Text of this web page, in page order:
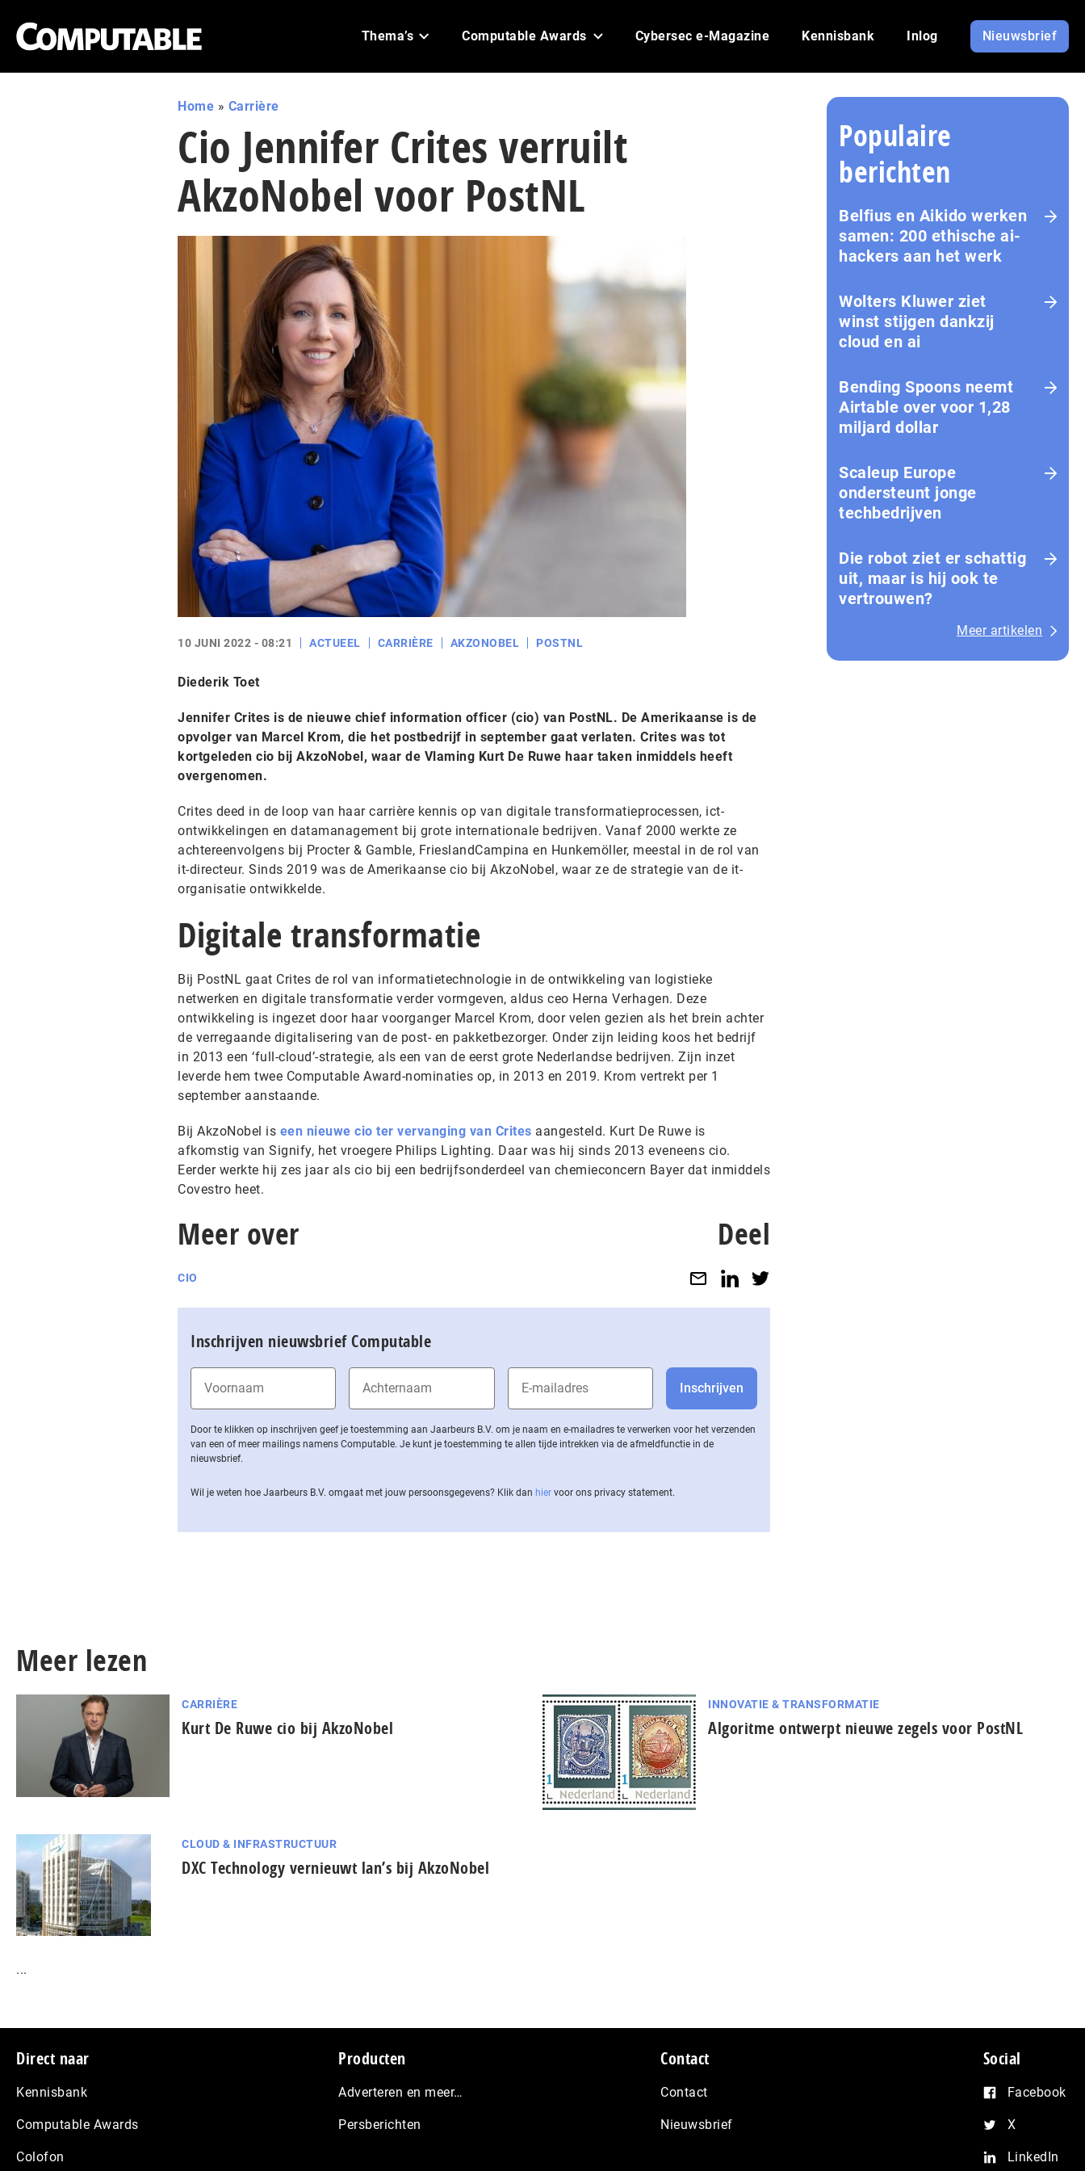
Thema’s Computable Awards Cybersec e-Magazine Kennisbank Inlog Nieuwsbrief
Home » Carrière
Cio Jennifer Crites verruilt
AkzoNobel voor PostNL
10 JUNI 2022 - 08:21 ACTUEEL CARRIÈRE AKZONOBEL POSTNL
Diederik Toet
Jennifer Crites is de nieuwe chief information officer (cio) van PostNL. De Amerikaanse is de
opvolger van Marcel Krom, die het postbedrijf in september gaat verlaten. Crites was tot
kortgeleden cio bij AkzoNobel, waar de Vlaming Kurt De Ruwe haar taken inmiddels heeft
overgenomen.
Crites deed in de loop van haar carrière kennis op van digitale transformatieprocessen, ict-
ontwikkelingen en datamanagement bij grote internationale bedrijven. Vanaf 2000 werkte ze
achtereenvolgens bij Procter & Gamble, FrieslandCampina en Hunkemöller, meestal in de rol van
it-directeur. Sinds 2019 was de Amerikaanse cio bij AkzoNobel, waar ze de strategie van de it-
organisatie ontwikkelde.
Digitale transformatie
Bij PostNL gaat Crites de rol van informatietechnologie in de ontwikkeling van logistieke
netwerken en digitale transformatie verder vormgeven, aldus ceo Herna Verhagen. Deze
ontwikkeling is ingezet door haar voorganger Marcel Krom, door velen gezien als het brein achter
de verregaande digitalisering van de post- en pakketbezorger. Onder zijn leiding koos het bedrijf
in 2013 een ‘full-cloud’-strategie, als een van de eerst grote Nederlandse bedrijven. Zijn inzet
leverde hem twee Computable Award-nominaties op, in 2013 en 2019. Krom vertrekt per 1
september aanstaande.
Bij AkzoNobel is een nieuwe cio ter vervanging van Crites aangesteld. Kurt De Ruwe is
afkomstig van Signify, het vroegere Philips Lighting. Daar was hij sinds 2013 eveneens cio.
Eerder werkte hij zes jaar als cio bij een bedrijfsonderdeel van chemieconcern Bayer dat inmiddels
Covestro heet.
Meer over
CIO
Deel
Inschrijven nieuwsbrief Computable
Door te klikken op inschrijven geef je toestemming aan Jaarbeurs B.V. om je naam en e-mailadres te verwerken voor het verzenden
van een of meer mailings namens Computable. Je kunt je toestemming te allen tijde intrekken via de af­meld­func­tie in de
nieuwsbrief.
Wil je weten hoe Jaarbeurs B.V. omgaat met jouw per­soons­ge­ge­vens? Klik dan hier voor ons privacy statement.
Populaire
berichten
Belfius en Aikido werken
samen: 200 ethische ai-
hackers aan het werk
Wolters Kluwer ziet
winst stijgen dankzij
cloud en ai
Bending Spoons neemt
Airtable over voor 1,28
miljard dollar
Scaleup Europe
ondersteunt jonge
techbedrijven
Die robot ziet er schattig
uit, maar is hij ook te
vertrouwen?
Meer artikelen
Meer lezen
CARRIÈRE
Kurt De Ruwe cio bij AkzoNobel
INNOVATIE & TRANSFORMATIE
Algoritme ontwerpt nieuwe zegels voor PostNL
CLOUD & INFRASTRUCTUUR
DXC Technology vernieuwt lan’s bij AkzoNobel
...
Footer
Direct naar
Kennisbank
Computable Awards
Colofon
Producten
Adverteren en meer…
Persberichten
Contact
Contact
Nieuwsbrief
Social
Facebook
X
LinkedIn